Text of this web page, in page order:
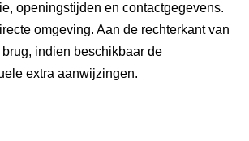
openingstijden en contactgegevens.
omgeving. Aan de rechterkant van
indien beschikbaar de
extra aanwijzingen.